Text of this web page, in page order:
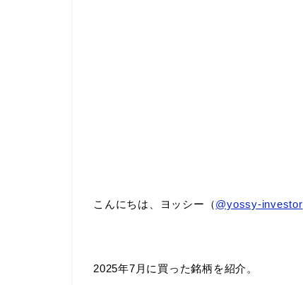
こんにちは、ヨッシー（@yossy-investor
2025年7月に買った銘柄を紹介。